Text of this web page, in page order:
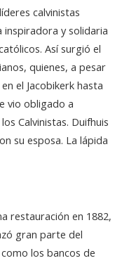
calvinistas
inspiradora y solidaria
Así surgió el
quienes, a pesar
el Jacobikerk hasta
vio obligado a
Calvinistas. Duifhuis
su esposa. La lápida
restauración en 1882,
gran parte del
los bancos de